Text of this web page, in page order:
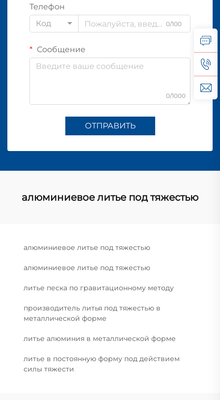
Телефон
Код
0/100
Сообщение
0/1000
ОТПРАВИТЬ
алюминиевое литье под тяжестью
алюминиевое литье под тяжестью
алюминиевое литье под тяжестью
литье песка по гравитационному методу
производитель литья под тяжестью в
металлической форме
литье алюминия в металлической форме
литье в постоянную форму под действием
силы тяжести